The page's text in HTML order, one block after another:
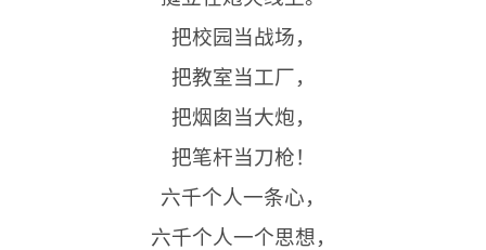
把校园当战场，
把教室当工厂，
把烟囱当大炮，
把笔杆当刀枪！
六千个人一条心，
六千个人一个思想，